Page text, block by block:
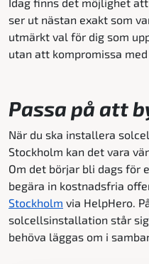
ser ut nästan exakt som
utmärkt val för dig som
utan att kompromissa
Passa på att
När du ska installera
Stockholm kan det vara
Om det börjar bli dags för
begära in kostnadsfria
Stockholm via HelpHero.
solcellsinstallation står
behöva läggas om i